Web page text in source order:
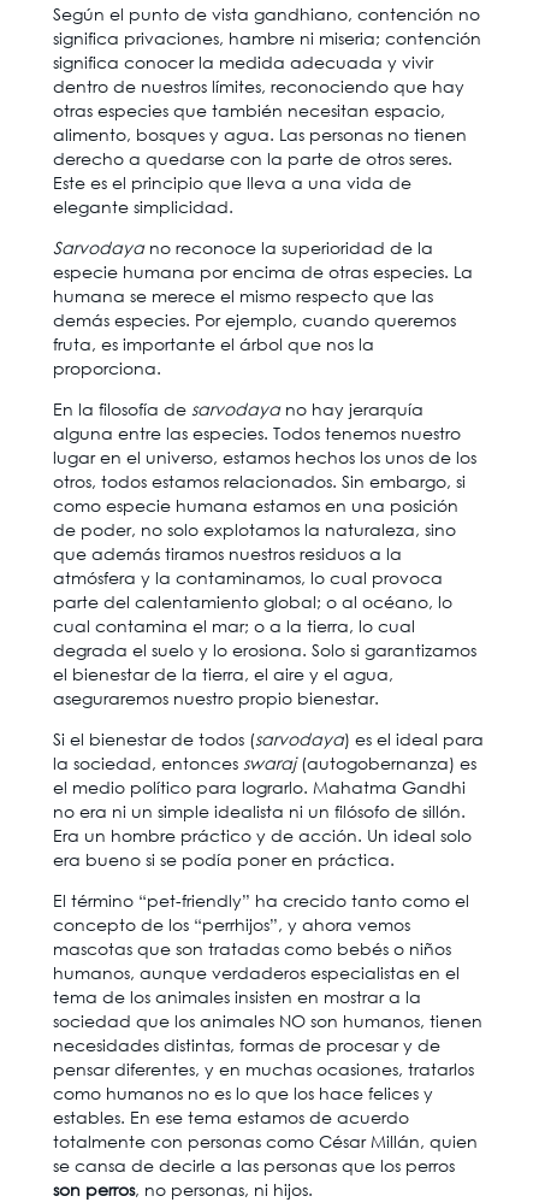
Según el punto de vista gandhiano, contención no
significa privaciones, hambre ni miseria; contención
significa conocer la medida adecuada y vivir
dentro de nuestros límites, reconociendo que hay
otras especies que también necesitan espacio,
alimento, bosques y agua. Las personas no tienen
derecho a quedarse con la parte de otros seres.
Este es el principio que lleva a una vida de
elegante simplicidad.
Sarvodayano reconoce la superioridad de la
especie humana por encima de otras especies. La
humana se merece el mismo respecto que las
demás especies. Por ejemplo, cuando queremos
fruta, es importante el árbol que nos la
proporciona.
En la filosofía de sarvodayano hay jerarquía
alguna entre las especies. Todos tenemos nuestro
lugar en el universo, estamos hechos los unos de los
otros, todos estamos relacionados. Sin embargo, si
como especie humana estamos en una posición
de poder, no solo explotamos la naturaleza, sino
que además tiramos nuestros residuos a la
atmósfera y la contaminamos, lo cual provoca
parte del calentamiento global; o al océano, lo
cual contamina el mar; o a la tierra, lo cual
degrada el suelo y lo erosiona. Solo si garantizamos
el bienestar de la tierra, el aire y el agua,
aseguraremos nuestro propio bienestar.
Si el bienestar de todos (sarvodaya) es el ideal para
la sociedad, entonces swaraj(autogobernanza) es
el medio político para lograrlo. Mahatma Gandhi
no era ni un simple idealista ni un filósofo de sillón.
Era un hombre práctico y de acción. Un ideal solo
era bueno si se podía poner en práctica.
El término “pet-friendly” ha crecido tanto como el
concepto de los “perrhijos”, y ahora vemos
mascotas que son tratadas como bebés o niños
humanos, aunque verdaderos especialistas en el
tema de los animales insisten en mostrar a la
sociedad que los animales NO son humanos, tienen
necesidades distintas, formas de procesar y de
pensar diferentes, y en muchas ocasiones, tratarlos
como humanos no es lo que los hace felices y
estables. En ese tema estamos de acuerdo
totalmente con personas como César Millán, quien
se cansa de decirle a las personas que los perros
son perros, no personas, ni hijos.